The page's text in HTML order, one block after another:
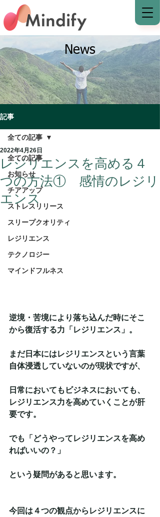
News
記事
全ての記事
お知らせ
チアアップ
ストレスリリース
スリープクオリティ
レジリエンス
テクノロジー
マインドフルネス
全ての記事
レジリエンスを高める４
つの方法① 感情のレジリ
エンス
2022年4月26日
逆境・苦境により落ち込んだ時にそこ
から復活する力「レジリエンス」。
まだ日本にはレジリエンスという言葉
自体浸透していないのが現状ですが、
日常においてもビジネスにおいても、
レジリエンス力を高めていくことが肝
要です。
でも「どうやってレジリエンスを高め
ればいいの？」
という疑問があると思います。
今回は４つの観点からレジリエンスに